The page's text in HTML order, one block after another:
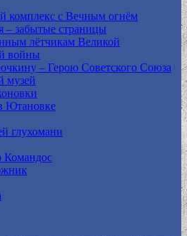
комплекс с Вечным огнём
– забытые страницы
лётчикам Великой
войны
– Герою Советского Союза
музей
Ютановке
глухомани
Командос